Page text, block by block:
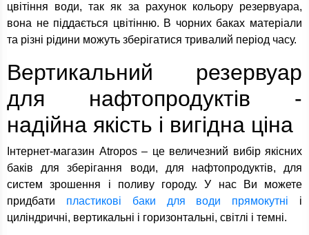
цвітіння води, так як за рахунок кольору резервуара,
вона не піддається цвітінню. В чорних баках матеріали
та різні рідини можуть зберігатися тривалий період часу.
Вертикальний резервуар
для нафтопродуктів -
надійна якість і вигідна ціна
Інтернет-магазин Atropos – це величезний вибір якісних
баків для зберігання води, для нафтопродуктів, для
систем зрошення і поливу городу. У нас Ви можете
придбати пластикові баки для води прямокутні і
циліндричні, вертикальні і горизонтальні, світлі і темні.